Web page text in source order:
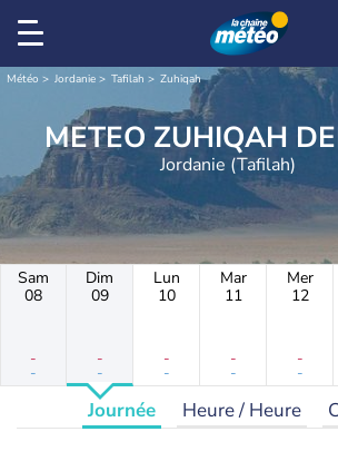
Météo Jordanie Tafilah Zuhiqah
METEO ZUHIQAH
Jordanie (Tafilah)
Sam
08
-
-
Dim
09
-
-
Lun
10
-
-
Mar
11
-
-
Mer
12
-
-
Journée Heure / Heure